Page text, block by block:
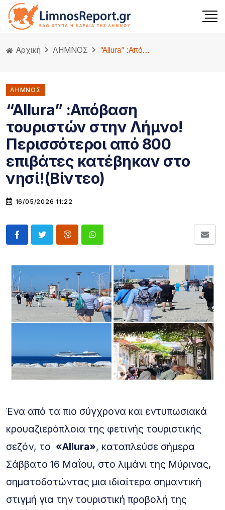
Αρχική ΛΗΜΝΟΣ “Allura” :Απόβαση τουριστών στην Λήμνο!Περισσότεροι από 800 επιβάτες κατέβηκαν στο νησί!(Βίντεο)
ΛΗΜΝΟΣ
“Allura” :Απόβαση
τουριστών στην Λήμνο!
Περισσότεροι από 800
επιβάτες κατέβηκαν στο
νησί!(Βίντεο)
16/05/2026 11:22
Ένα από τα πιο σύγχρονα και εντυπωσιακά
κρουαζιερόπλοια της φετινής τουριστικής
σεζόν, το «Allura», καταπλεύσε σήμερα
Σάββατο 16 Μαΐου, στο λιμάνι της Μύρινας,
σηματοδοτώντας μια ιδιαίτερα σημαντική
στιγμή για την τουριστική προβολή της